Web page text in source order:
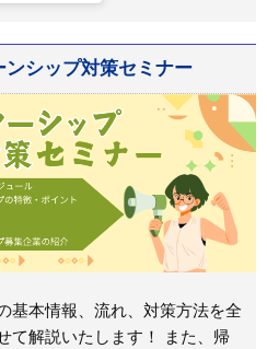
シップ対策セミナー
基本情報、流れ、対策方法を全
て解説いたします！ また、帰